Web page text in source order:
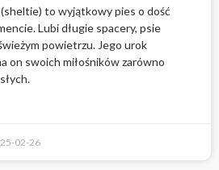
to wyjątkowy pies o dość
Lubi długie spacery, psie
powietrzu. Jego urok
on swoich miłośników zarówno
02-26